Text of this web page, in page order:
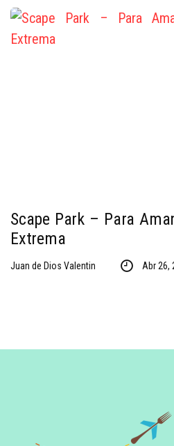
Scape Park – Para
Extrema
Juan de Dios Valentin Abr 26,